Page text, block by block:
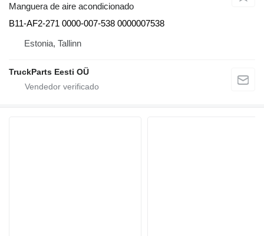
Manguera de aire acondicionado
B11-AF2-271 0000-007-538 0000007538
Estonia, Tallinn
TruckParts Eesti OÜ